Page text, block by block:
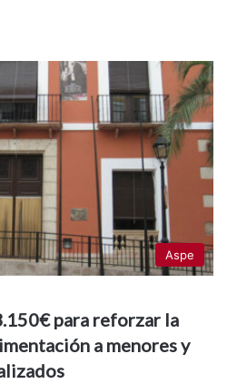
Aspe
para reforzar la
a menores y